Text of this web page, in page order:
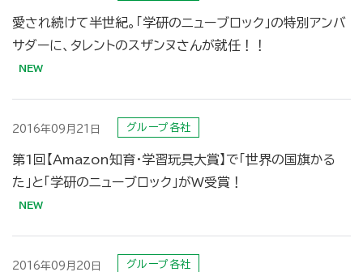
愛され続けて半世紀。「学研のニューブロック」の特別アンバ
サダーに、タレントのスザンヌさんが就任！！
2016年09月21日 グループ各社
第1回【Amazon知育・学習玩具大賞】で「世界の国旗かる
た」と「学研のニューブロック」がW受賞！
2016年09月20日 グループ各社